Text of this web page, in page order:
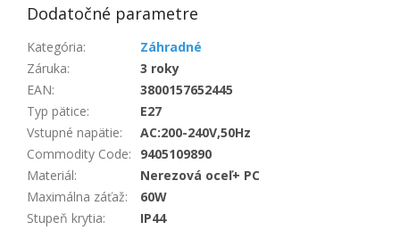
Dodatočné parametre
Kategória:
Záhradné
Záruka:
3 roky
EAN:
3800157652445
Typ pätice:
E27
Vstupné napätie:
AC:200-240V,50Hz
Commodity Code:
9405109890
Materiál:
Nerezová oceľ+ PC
Maximálna záťaž:
60W
Stupeň krytia:
IP44